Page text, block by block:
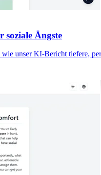
Ängste
unser KI-Bericht tiefere,